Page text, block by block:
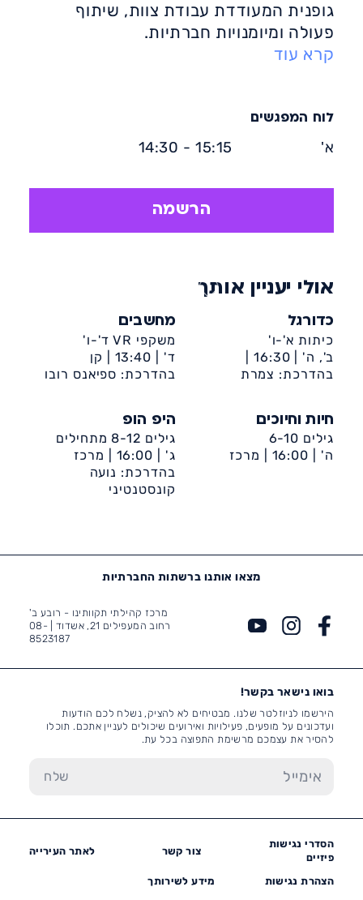
גופנית המעודדת עבודת צוות, שיתוף
פעולה ומיומנויות חברתיות.
אימון כדורגל, הן במסגרת תחרותית או
הגילים ולכל הרמות.
יתרונות הכדורגל: פעילות גופנית אירובית
העצמי, פיתוח האינטראקציות החברתיות.
קרא עוד
הרשמה
לוח המפגשים
א' 15:15 - 14:30
אולי יעניין אותך
כדורגל
כיתות א'-ו'
ב', ה' | 16:30 |
דיונה-ביה״ס אמירים
בהדרכת: צמרת
מחשבים
משקפי VR ד'-ו'
ד' | 13:40 |
קן
מלכה-ט'-ביה״ס אשכול
בהדרכת: ספיאנס רובו
חיות וחיוכים
גילים 6-10
ה' | 16:00 |
מרכז
היפ הופ
גילים 8-12 מתחילים
ג' | 16:00 |
מרכז
קהילתי ספרא
בהדרכת: נועה
קונסטנטיני
מצאו אותנו ברשתות החברתיות
מרכז קהילתי תקוותינו - רובע ב'
רחוב המעפילים 21, אשדוד |
08-
8523187
בואו נישאר בקשר!
הירשמו לניוזלטר שלנו. מבטיחים לא להציק, נשלח לכם הודעות
ועדכונים על מופעים, פעילויות ואירועים שיכולים לעניין אתכם. תוכלו
להסיר את עצמכם מרשימת התפוצה בכל עת.
הסדרי נגישות
פיזיים
צור קשר לאתר העירייה
הצהרת נגישות מידע לשירותך